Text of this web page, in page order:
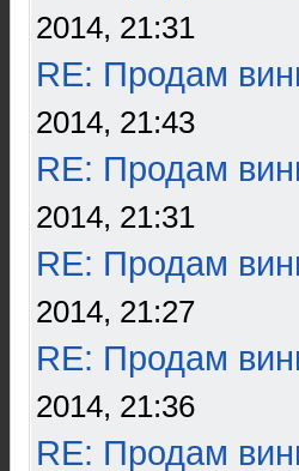
2014, 21:31
RE: Продам
2014, 21:43
RE: Продам
2014, 21:31
RE: Продам
2014, 21:27
RE: Продам
2014, 21:36
RE: Продам